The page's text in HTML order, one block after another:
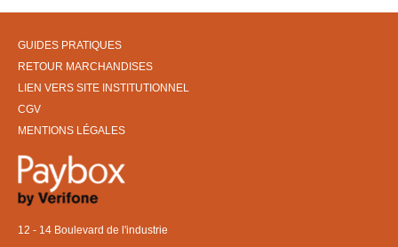
GUIDES PRATIQUES
RETOUR MARCHANDISES
LIEN VERS SITE INSTITUTIONNEL
CGV
MENTIONS LÉGALES
12 - 14 Boulevard de l'industrie